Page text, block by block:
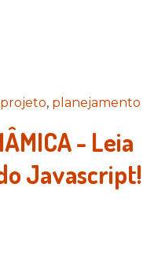
projeto, planejamento
- Leia
Javascript!